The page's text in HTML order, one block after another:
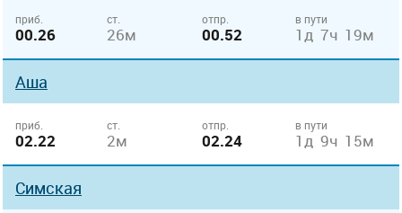
приб.
00.26
ст.
26м
отпр.
00.52
в пути
1д 7ч 19м
Аша
приб.
02.22
ст.
2м
отпр.
02.24
в пути
1д 9ч 15м
Симская